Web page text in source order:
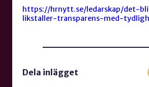
https://hrnytt.se/ledarskap/det-
likstaller-transparens-med-
Dela inlägget